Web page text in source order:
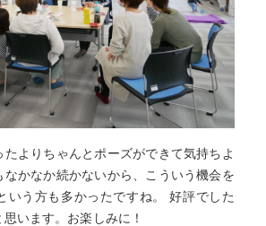
よりちゃんとポーズができて気持ちよ
かなか続かないから、こういう機会を
いう方も多かったですね。 好評でした
います。お楽しみに！